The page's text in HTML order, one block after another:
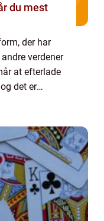
der har
verdener
at efterlade
det er